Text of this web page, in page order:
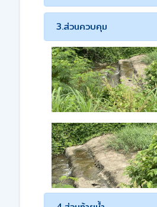
3.ส่วนควบคุม